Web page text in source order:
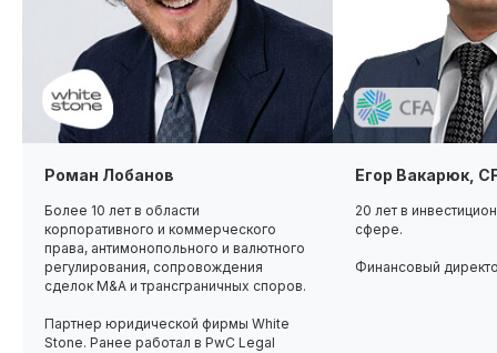
Роман Лобанов
Более 10 лет в области
корпоративного и коммерческого
права, антимонопольного и валютного
регулирования, сопровождения
сделок M&A и трансграничных споров.
Партнер юридической фирмы White
Stone. Ранее работал в PwC Legal
Егор Вакарюк,
20 лет в
сфере.
Финансовый